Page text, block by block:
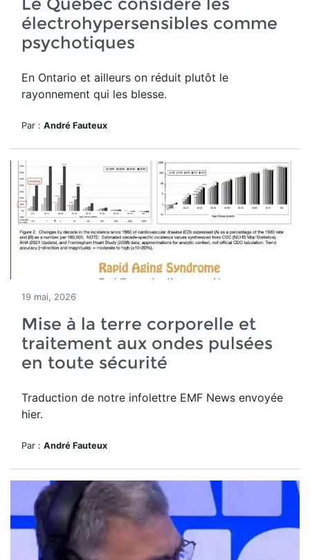
électrohypersensibles comme
psychotiques
En Ontario et ailleurs on réduit plutôt le
rayonnement qui les blesse.
Par : André Fauteux
19 mai, 2026
Mise à la terre corporelle et
traitement aux ondes pulsées
en toute sécurité
Traduction de notre infolettre EMF News envoyée
hier.
Par : André Fauteux